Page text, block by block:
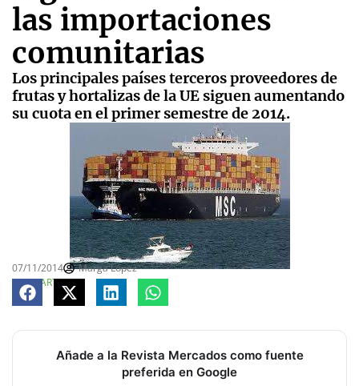
las importaciones
comunitarias
Los principales países terceros proveedores de
frutas y hortalizas de la UE siguen aumentando
su cuota en el primer semestre de 2014.
07/11/2014
Marga López
COMPARTE
Añade a la Revista Mercados como fuente
preferida en Google